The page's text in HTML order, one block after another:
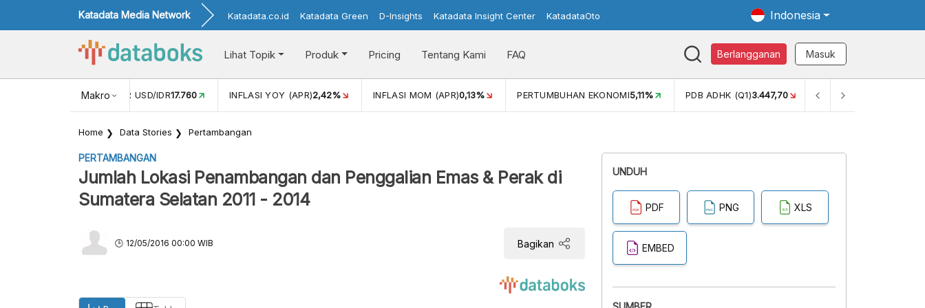
Katadata Media Network Katadata.co.id Katadata Green D-Insights Katadata Insight Center KatadataOto Indonesia
Lihat Topik Produk Pricing Tentang Kami FAQ Berlangganan Masuk
Makro
NILAI TUKAR USD/IDR17.760 INFLASI YOY (APR)2,42% INFLASI MOM (APR)0,13% PERTUMBUHAN EKONOMI5,11% PDB ADHK (Q1)3.447,70 GINI RASIO (SEM2)
Home Data Stories Pertambangan
PERTAMBANGAN
Jumlah Lokasi Penambangan dan Penggalian Emas & Perak di
Sumatera Selatan 2011 - 2014
12/05/2016 00:00 WIB Bagikan
UNDUH
PDF PNG XLS
EMBED